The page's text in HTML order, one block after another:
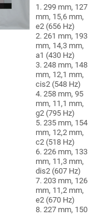
1. 299 mm, 127
mm, 15,6 mm,
e2 (656 Hz)
2. 261 mm, 193
mm, 14,3 mm,
a1 (430 Hz)
3. 248 mm, 148
mm, 12,1 mm,
cis2 (548 Hz)
4. 258 mm, 95
mm, 11,1 mm,
g2 (795 Hz)
5. 235 mm, 154
mm, 12,2 mm,
c2 (518 Hz)
6. 226 mm, 133
mm, 11,3 mm,
dis2 (607 Hz)
7. 203 mm, 126
mm, 11,2 mm,
e2 (670 Hz)
8. 227 mm, 150